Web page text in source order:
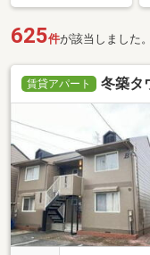
625件が該当しました。
賃貸アパート 冬築